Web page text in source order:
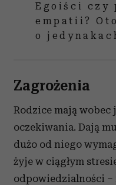
Egoiści czy
empatii?
o
Zagrożenia
Rodzice mają
oczekiwania. Dają
dużo od niego
żyje w ciągłym
odpowiedzialności –